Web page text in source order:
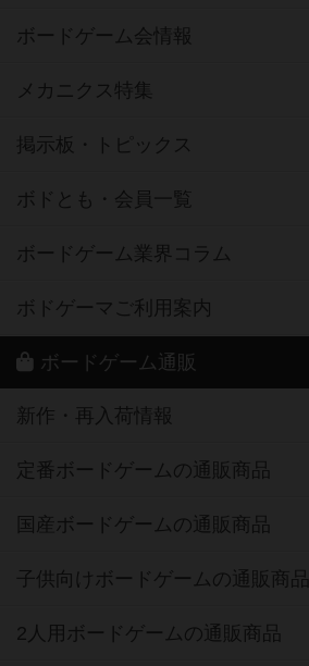
ボードゲーム会情報
メカニクス特集
掲示板・トピックス
ボドとも・会員一覧
ボードゲーム業界コラム
ボドゲーマご利用案内
ボードゲーム通販
新作・再入荷情報
定番ボードゲームの通販商品
国産ボードゲームの通販商品
子供向けボードゲームの通販商品
2人用ボードゲームの通販商品